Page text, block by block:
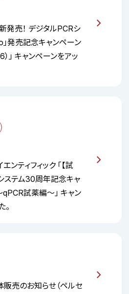
新発売！ デジタルPCRシ
発売記念キャンペーン
）」 キャンペーンをアッ
ンティフィック 「【試
ステム30周年記念キャ
試薬編～」 キャン
。
販売のお知らせ（ペルセ